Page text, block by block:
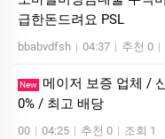
급한돈드려요 PSL
bbabvdfsh | 04:37 | 추천 0 |
New 메이저 보증 업체 /
0% / 최고 배당
00 | 04:25 | 추천 0 | 조회 1